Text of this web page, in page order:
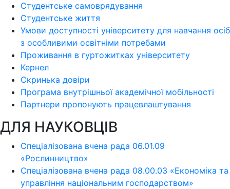
Студентське самоврядування
Студентське життя
Умови доступності університету для навчання осіб
з особливими освітніми потребами
Проживання в гуртожитках університету
Кернел
Скринька довіри
Програма внутрішньої академічної мобільності
Партнери пропонують працевлаштування
ДЛЯ НАУКОВЦІВ
Спеціалізована вчена рада 06.01.09
«Рослинництво»
Спеціалізована вчена рада 08.00.03 «Економіка та
управління національним господарством»